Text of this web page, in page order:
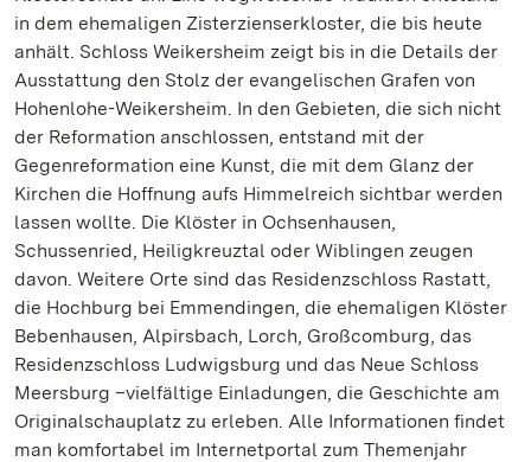
in dem ehemaligen Zisterzienserkloster, die bis heute
anhält. Schloss Weikersheim zeigt bis in die Details der
Ausstattung den Stolz der evangelischen Grafen von
Hohenlohe-Weikersheim. In den Gebieten, die sich nicht
der Reformation anschlossen, entstand mit der
Gegenreformation eine Kunst, die mit dem Glanz der
Kirchen die Hoffnung aufs Himmelreich sichtbar werden
lassen wollte. Die Klöster in Ochsenhausen,
Schussenried, Heiligkreuztal oder Wiblingen zeugen
davon. Weitere Orte sind das Residenzschloss Rastatt,
die Hochburg bei Emmendingen, die ehemaligen Klöster
Bebenhausen, Alpirsbach, Lorch, Großcomburg, das
Residenzschloss Ludwigsburg und das Neue Schloss
Meersburg –vielfältige Einladungen, die Geschichte am
Originalschauplatz zu erleben. Alle Informationen findet
man komfortabel im Internetportal zum Themenjahr